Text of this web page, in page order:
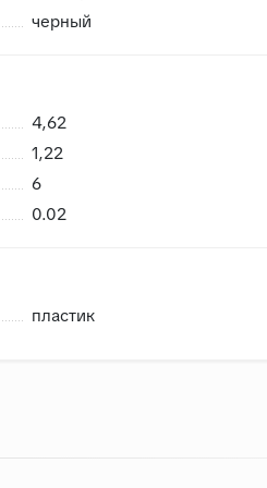
черный
4,62
1,22
6
0.02
пластик
каких либо повреждений при
смерзаются